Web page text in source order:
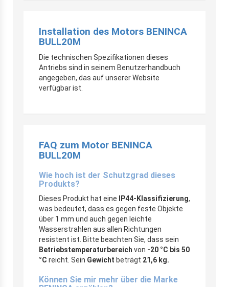
Installation des Motors BENINCA
BULL20M
Die technischen Spezifikationen dieses
Antriebs sind in seinem Benutzerhandbuch
angegeben, das auf unserer Website
verfügbar ist.
FAQ zum Motor BENINCA
BULL20M
Wie hoch ist der Schutzgrad dieses
Produkts?
Dieses Produkt hat eine IP44-Klassifizierung,
was bedeutet, dass es gegen feste Objekte
über 1 mm und auch gegen leichte
Wasserstrahlen aus allen Richtungen
resistent ist. Bitte beachten Sie, dass sein
Betriebstemperaturbereich von -20 °C bis 50
°C reicht. Sein Gewicht beträgt 21,6 kg.
Können Sie mir mehr über die Marke